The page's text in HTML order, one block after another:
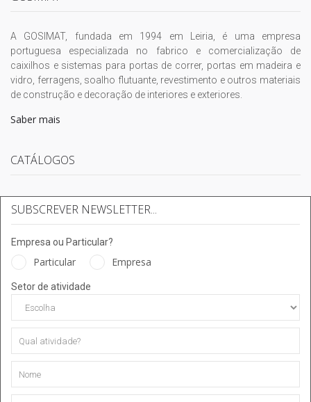
A GOSIMAT, fundada em 1994 em Leiria, é uma empresa
portuguesa especializada no fabrico e comercialização de
caixilhos e sistemas para portas de correr, portas em madeira e
vidro, ferragens, soalho flutuante, revestimento e outros materiais
de construção e decoração de interiores e exteriores.
Saber mais
CATÁLOGOS
SUBSCREVER NEWSLETTER...
Empresa ou Particular?
Particular Empresa
Setor de atividade